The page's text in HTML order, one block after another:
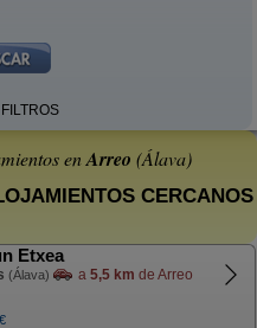
enArreo (Álava)
CERCANOS
Etxea
(Álava) a 5,5 km de Arreo